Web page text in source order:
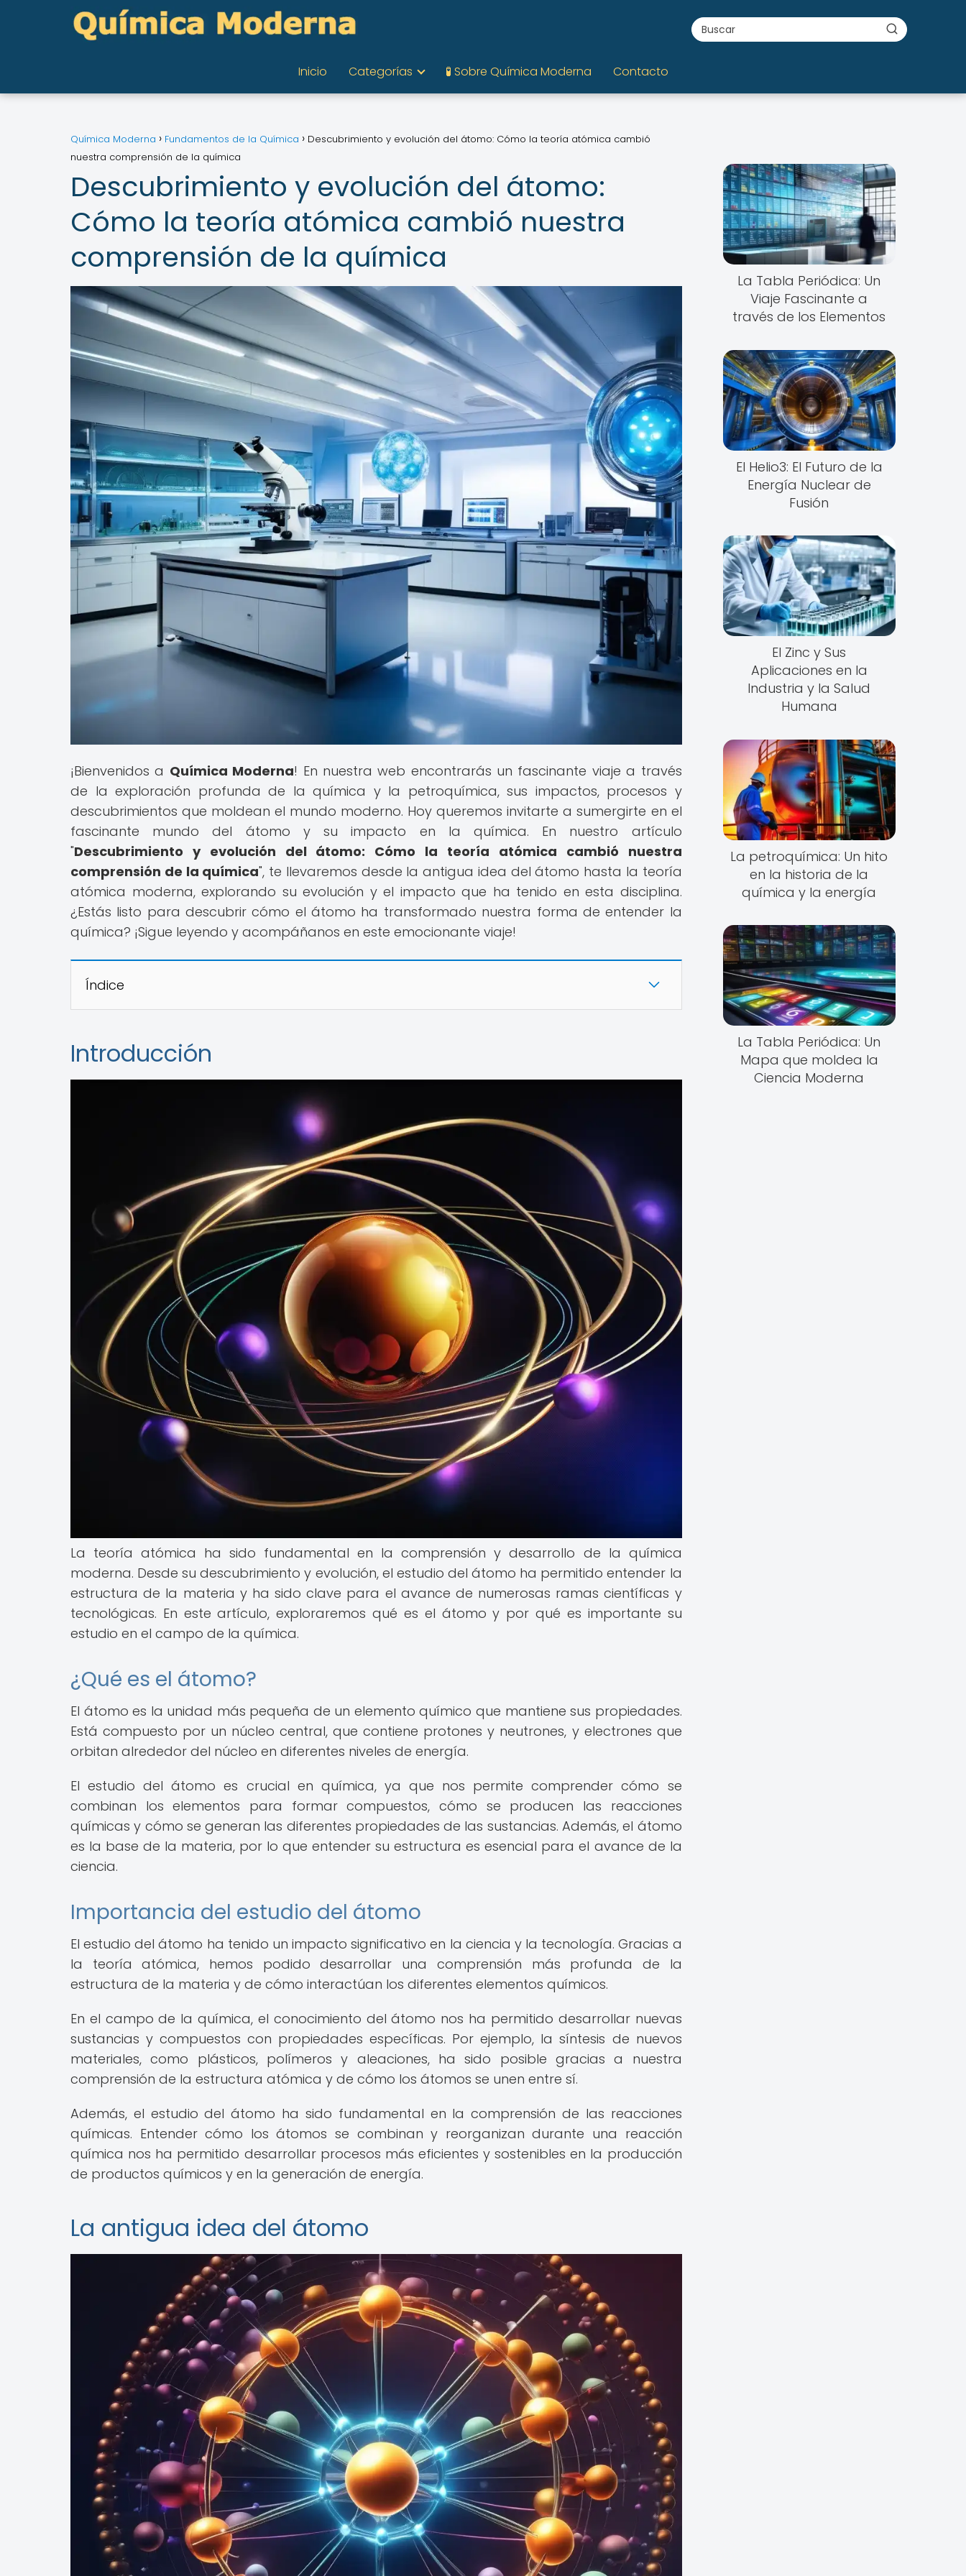
Inicio Categorías 🧪 Sobre Química Moderna Contacto
Química Moderna Fundamentos de la Química
Descubrimiento y evolución del átomo: Cómo la teoría atómica cambió
nuestra comprensión de la química
Descubrimiento y evolución del átomo:
Cómo la teoría atómica cambió nuestra
comprensión de la química
¡Bienvenidos a Química Moderna! En nuestra web encontrarás un fascinante viaje a través
de la exploración profunda de la química y la petroquímica, sus impactos, procesos y
descubrimientos que moldean el mundo moderno. Hoy queremos invitarte a sumergirte en el
fascinante mundo del átomo y su impacto en la química. En nuestro artículo
"Descubrimiento y evolución del átomo: Cómo la teoría atómica cambió nuestra
comprensión de la química", te llevaremos desde la antigua idea del átomo hasta la teoría
atómica moderna, explorando su evolución y el impacto que ha tenido en esta disciplina.
¿Estás listo para descubrir cómo el átomo ha transformado nuestra forma de entender la
química? ¡Sigue leyendo y acompáñanos en este emocionante viaje!
Índice
Introducción
La teoría atómica ha sido fundamental en la comprensión y desarrollo de la química
moderna. Desde su descubrimiento y evolución, el estudio del átomo ha permitido entender la
estructura de la materia y ha sido clave para el avance de numerosas ramas científicas y
tecnológicas. En este artículo, exploraremos qué es el átomo y por qué es importante su
estudio en el campo de la química.
¿Qué es el átomo?
El átomo es la unidad más pequeña de un elemento químico que mantiene sus propiedades.
Está compuesto por un núcleo central, que contiene protones y neutrones, y electrones que
orbitan alrededor del núcleo en diferentes niveles de energía.
El estudio del átomo es crucial en química, ya que nos permite comprender cómo se
combinan los elementos para formar compuestos, cómo se producen las reacciones
químicas y cómo se generan las diferentes propiedades de las sustancias. Además, el átomo
es la base de la materia, por lo que entender su estructura es esencial para el avance de la
ciencia.
Importancia del estudio del átomo
El estudio del átomo ha tenido un impacto significativo en la ciencia y la tecnología. Gracias a
la teoría atómica, hemos podido desarrollar una comprensión más profunda de la
estructura de la materia y de cómo interactúan los diferentes elementos químicos.
En el campo de la química, el conocimiento del átomo nos ha permitido desarrollar nuevas
sustancias y compuestos con propiedades específicas. Por ejemplo, la síntesis de nuevos
materiales, como plásticos, polímeros y aleaciones, ha sido posible gracias a nuestra
comprensión de la estructura atómica y de cómo los átomos se unen entre sí.
Además, el estudio del átomo ha sido fundamental en la comprensión de las reacciones
químicas. Entender cómo los átomos se combinan y reorganizan durante una reacción
química nos ha permitido desarrollar procesos más eficientes y sostenibles en la producción
de productos químicos y en la generación de energía.
La antigua idea del átomo
La Tabla Periódica: Un
Viaje Fascinante a
través de los Elementos
El Helio3: El Futuro de la
Energía Nuclear de
Fusión
El Zinc y Sus
Aplicaciones en la
Industria y la Salud
Humana
La petroquímica: Un hito
en la historia de la
química y la energía
La Tabla Periódica: Un
Mapa que moldea la
Ciencia Moderna